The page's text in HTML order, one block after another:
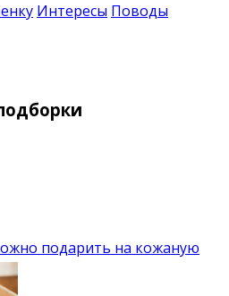
Интересы Поводы
подарить на кожаную